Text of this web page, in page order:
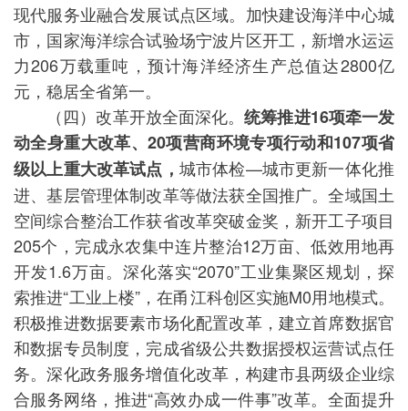
现代服务业融合发展试点区域。加快建设海洋中心城
市，国家海洋综合试验场宁波片区开工，新增水运运
力206万载重吨，预计海洋经济生产总值达2800亿
元，稳居全省第一。
（四）改革开放全面深化。统筹推进16项牵一发
动全身重大改革、20项营商环境专项行动和107项省
级以上重大改革试点， 城市体检—城市更新一体化推
进、基层管理体制改革等做法获全国推广。全域国土
空间综合整治工作获省改革突破金奖，新开工子项目
205个，完成永农集中连片整治12万亩、低效用地再
开发1.6万亩。深化落实“2070”工业集聚区规划，探
索推进“工业上楼”，在甬江科创区实施M0用地模式。
积极推进数据要素市场化配置改革，建立首席数据官
和数据专员制度，完成省级公共数据授权运营试点任
务。深化政务服务增值化改革，构建市县两级企业综
合服务网络，推进“高效办成一件事”改革。全面提升